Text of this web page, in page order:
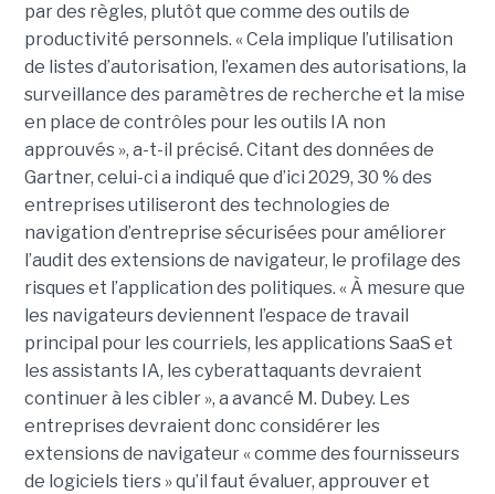
par des règles, plutôt que comme des outils de
productivité personnels. « Cela implique l’utilisation
de listes d’autorisation, l’examen des autorisations, la
surveillance des paramètres de recherche et la mise
en place de contrôles pour les outils IA non
approuvés », a-t-il précisé. Citant des données de
Gartner, celui-ci a indiqué que d’ici 2029, 30 % des
entreprises utiliseront des technologies de
navigation d’entreprise sécurisées pour améliorer
l’audit des extensions de navigateur, le profilage des
risques et l’application des politiques. « À mesure que
les navigateurs deviennent l’espace de travail
principal pour les courriels, les applications SaaS et
les assistants IA, les cyberattaquants devraient
continuer à les cibler », a avancé M. Dubey. Les
entreprises devraient donc considérer les
extensions de navigateur « comme des fournisseurs
de logiciels tiers » qu’il faut évaluer, approuver et